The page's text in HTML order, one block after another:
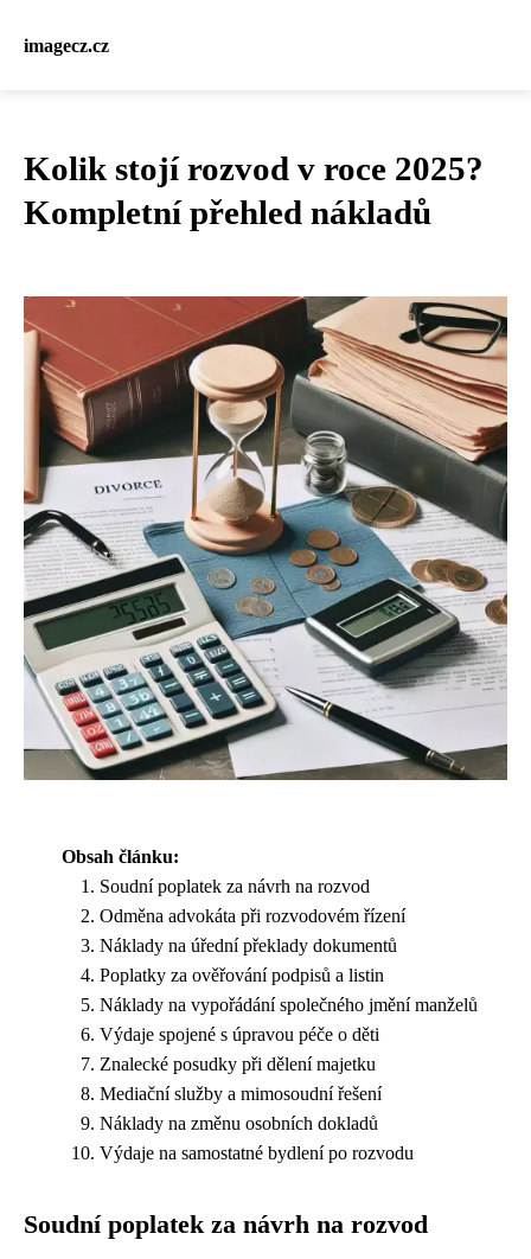
imagecz.cz
Kolik stojí rozvod v roce 2025?
Kompletní přehled nákladů
Obsah článku:
Soudní poplatek za návrh na rozvod
Odměna advokáta při rozvodovém řízení
Náklady na úřední překlady dokumentů
Poplatky za ověřování podpisů a listin
Náklady na vypořádání společného jmění manželů
Výdaje spojené s úpravou péče o děti
Znalecké posudky při dělení majetku
Mediační služby a mimosoudní řešení
Náklady na změnu osobních dokladů
Výdaje na samostatné bydlení po rozvodu
Soudní poplatek za návrh na rozvod